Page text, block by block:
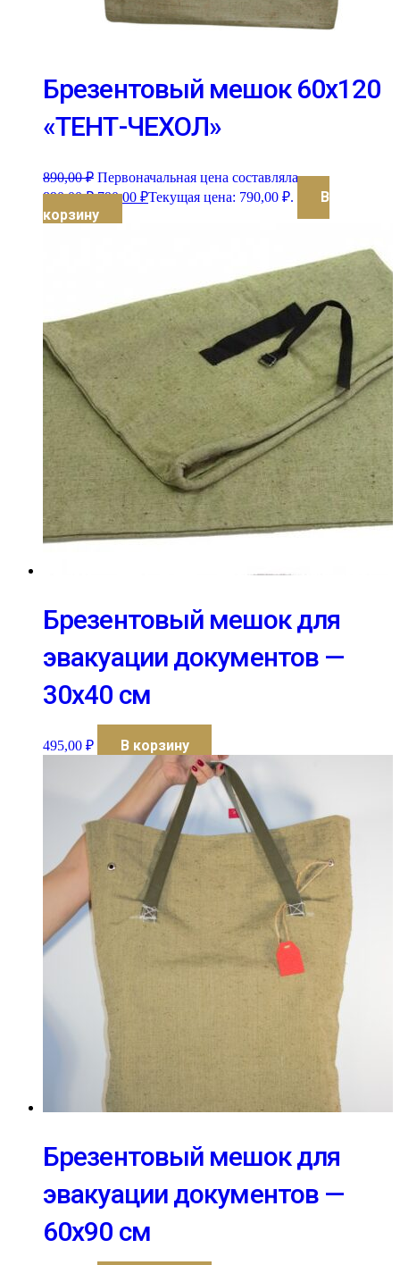
Брезентовый мешок 60х120
«ТЕНТ-ЧЕХОЛ»
890,00₽ Первоначальная цена составляла
890,00 ₽.790,00 ₽Текущая цена: 790,00 ₽.
В
корзину
Брезентовый мешок для
эвакуации документов —
30х40 см
495,00 ₽ В корзину
Брезентовый мешок для
эвакуации документов —
60х90 см